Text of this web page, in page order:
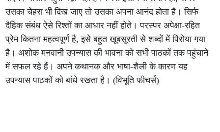
उसका चेहरा भी दिख जाए तो उसका अपना आनंद होता है। सिर्फ
दैहिक संबंध ऐसे रिश्तों का आधार नहीं होते। परस्पर अपेक्षा-रहित
प्रेम कितना महत्वपूर्ण है, इसे बहुत खूबसूरती से शब्दों में पिरोया गया
है। अशोक मनवानी उपन्यास की भावना को सभी पाठकों तक पहुंचाने
में सफल रहे हैं। अपने कथानक और भाषा-शैली के कारण यह
उपन्यास पाठकों को बांधे रखता है। (विभूति फीचर्स)